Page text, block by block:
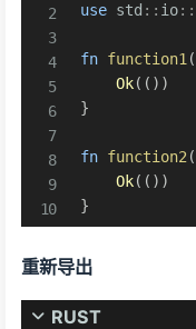
use std :: io::
fn function1(
Ok( ( ) )
}
fn function2(
Ok( ( ) )
}
重新导出
RUST